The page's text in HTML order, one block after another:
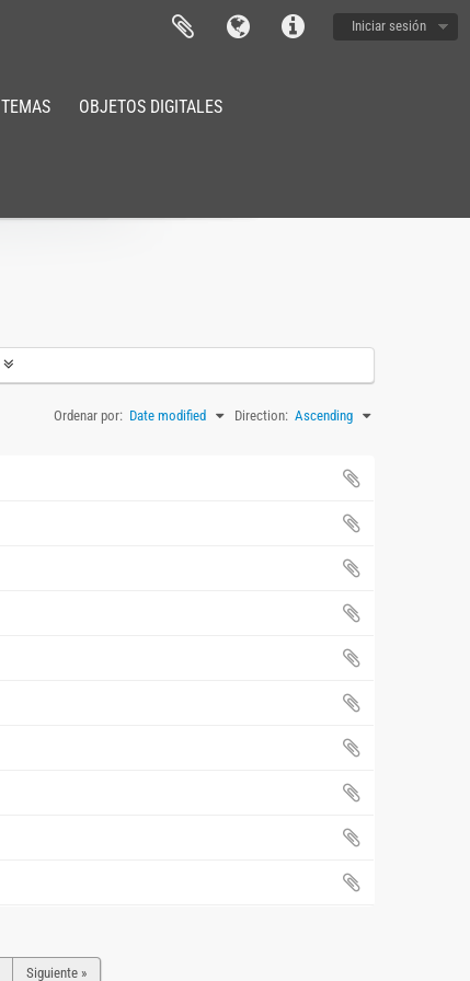
Iniciar sesión
TEMAS
OBJETOS DIGITALES
Ordenar por: Date modified Direction: Ascending
Siguiente »